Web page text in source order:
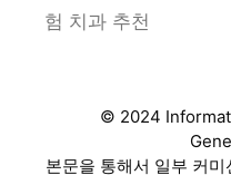
험 치과 추천
© 2024
본문을 통해서 일부 커